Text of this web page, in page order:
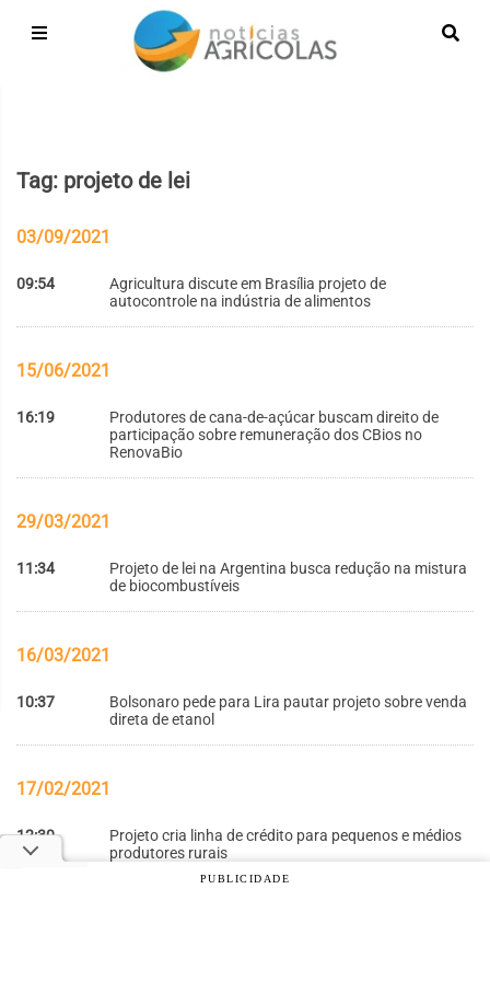
Tag: projeto de lei
03/09/2021
09:54
Agricultura discute em Brasília projeto de
autocontrole na indústria de alimentos
15/06/2021
16:19
Produtores de cana-de-açúcar buscam direito de
participação sobre remuneração dos CBios no
RenovaBio
29/03/2021
11:34
Projeto de lei na Argentina busca redução na mistura
de biocombustíveis
16/03/2021
10:37
Bolsonaro pede para Lira pautar projeto sobre venda
direta de etanol
17/02/2021
12:30
Projeto cria linha de crédito para pequenos e médios
produtores rurais
PUBLICIDADE